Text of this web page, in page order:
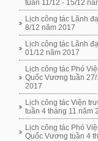
tuần 11/12 - 15/12
Lịch công tác Lãnh
8/12 năm 2017
Lịch công tác Lãnh
01/12 năm 2017
Lịch công tác Phó
Quốc Vương tuần
2017
Lịch công tác Viện
tuần 4 tháng 11 năm
Lịch công tác Phó
Quốc Vương tuần 4